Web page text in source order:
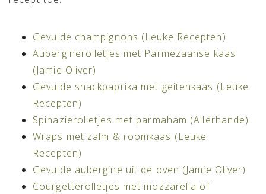
Gevulde champignons (Leuke Recepten)
Auberginerolletjes met Parmezaanse kaas
(Jamie Oliver)
Gevulde snackpaprika met geitenkaas (Leuke
Recepten)
Spinazierolletjes met parmaham (Allerhande)
Wraps met zalm & roomkaas (Leuke
Recepten)
Gevulde aubergine uit de oven (Jamie Oliver)
Courgetterolletjes met mozzarella of